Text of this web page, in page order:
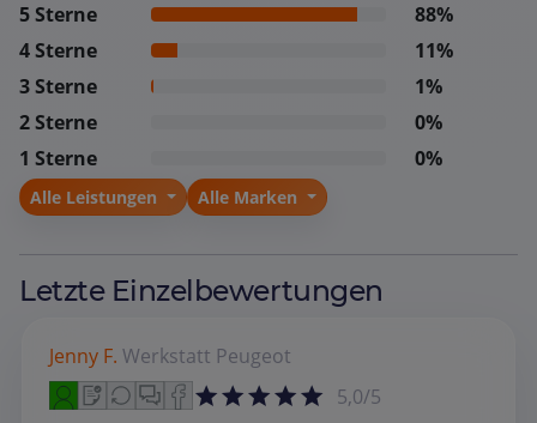
5 Sterne
88%
4 Sterne
11%
3 Sterne
1%
2 Sterne
0%
1 Sterne
0%
Alle Leistungen Alle Marken
Letzte Einzelbewertungen
Jenny F. Werkstatt Peugeot
5,0/5